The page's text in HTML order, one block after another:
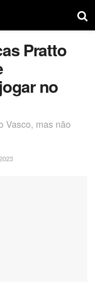
Pratto
no
Vasco, mas não